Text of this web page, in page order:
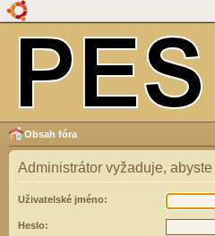
Obsah fóra
Administrátor vyžaduje,
Uživatelské jméno:
Heslo: